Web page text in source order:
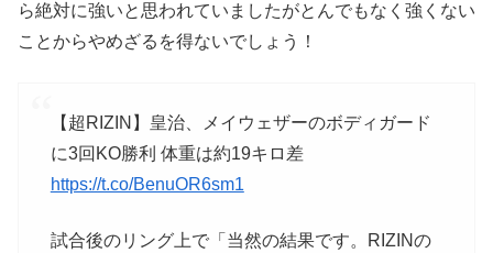
ら絶対に強いと思われていましたがとんでもなく強くない
ことからやめざるを得ないでしょう！
【超RIZIN】皇治、メイウェザーのボディガード
に3回KO勝利 体重は約19キロ差
https://t.co/BenuOR6sm1
試合後のリング上で「当然の結果です。RIZINの